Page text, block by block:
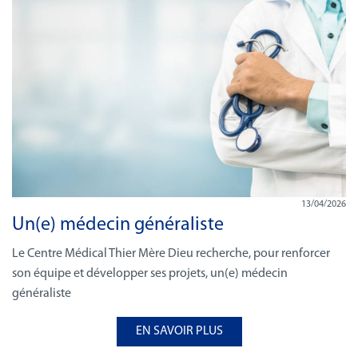
13/04/2026
Un(e) médecin généraliste
Le Centre Médical Thier Mère Dieu recherche, pour renforcer
son équipe et développer ses projets, un(e) médecin
généraliste
EN SAVOIR PLUS